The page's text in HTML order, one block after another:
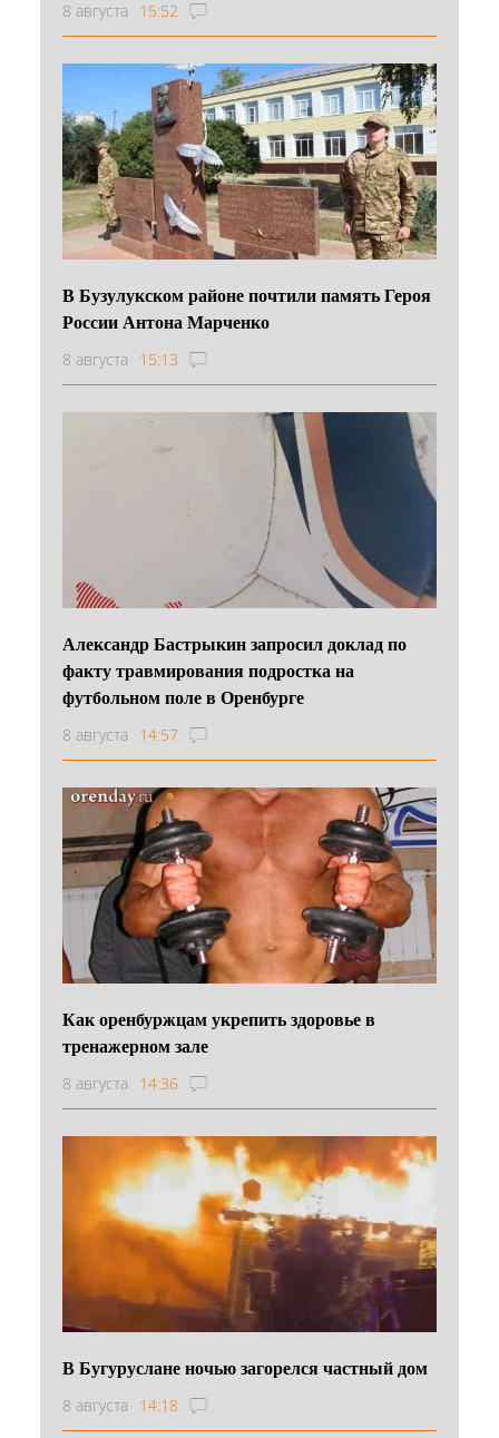
8 августа 15:52
В Бузулукском районе почтили память Героя
России Антона Марченко
8 августа 15:13
Александр Бастрыкин запросил доклад по
факту травмирования подростка на
футбольном поле в Оренбурге
8 августа 14:57
Как оренбуржцам укрепить здоровье в
тренажерном зале
8 августа 14:36
В Бугуруслане ночью загорелся частный дом
8 августа 14:18